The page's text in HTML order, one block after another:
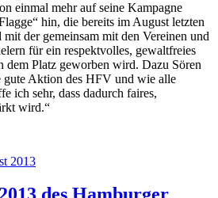
einmal mehr auf seine Kampagne
hin, die bereits im August letzten
mit der gemeinsam mit den Vereinen und
für ein respektvolles, gewaltfreies
dem Platz geworben wird. Dazu Sören
gute Aktion des HFV und wie alle
ich sehr, dass dadurch faires,
wird.“
2013